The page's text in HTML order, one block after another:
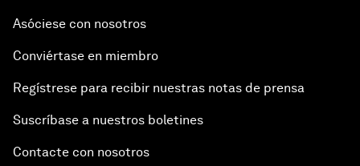
Asóciese con nosotros
Conviértase en miembro
Regístrese para recibir nuestras notas de prensa
Suscríbase a nuestros boletines
Contacte con nosotros